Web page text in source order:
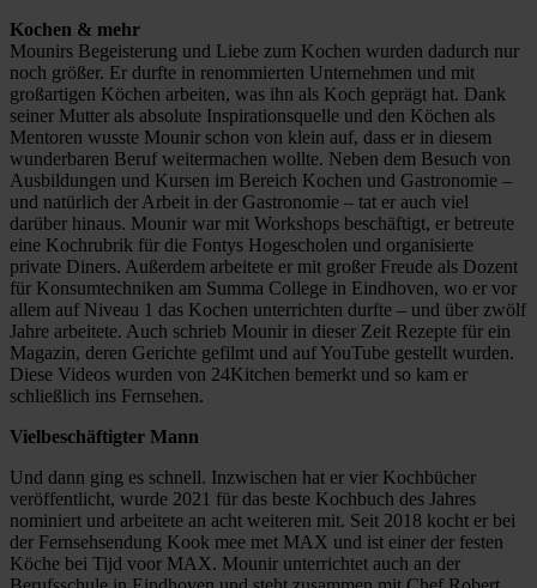
Kochen & mehr
Mounirs Begeisterung und Liebe zum Kochen wurden dadurch nur
noch größer. Er durfte in renommierten Unternehmen und mit
großartigen Köchen arbeiten, was ihn als Koch geprägt hat. Dank
seiner Mutter als absolute Inspirationsquelle und den Köchen als
Mentoren wusste Mounir schon von klein auf, dass er in diesem
wunderbaren Beruf weitermachen wollte. Neben dem Besuch von
Ausbildungen und Kursen im Bereich Kochen und Gastronomie –
und natürlich der Arbeit in der Gastronomie – tat er auch viel
darüber hinaus. Mounir war mit Workshops beschäftigt, er betreute
eine Kochrubrik für die Fontys Hogescholen und organisierte
private Diners. Außerdem arbeitete er mit großer Freude als Dozent
für Konsumtechniken am Summa College in Eindhoven, wo er vor
allem auf Niveau 1 das Kochen unterrichten durfte – und über zwölf
Jahre arbeitete. Auch schrieb Mounir in dieser Zeit Rezepte für ein
Magazin, deren Gerichte gefilmt und auf YouTube gestellt wurden.
Diese Videos wurden von 24Kitchen bemerkt und so kam er
schließlich ins Fernsehen.
Vielbeschäftigter Mann
Und dann ging es schnell. Inzwischen hat er vier Kochbücher
veröffentlicht, wurde 2021 für das beste Kochbuch des Jahres
nominiert und arbeitete an acht weiteren mit. Seit 2018 kocht er bei
der Fernsehsendung Kook mee met MAX und ist einer der festen
Köche bei Tijd voor MAX. Mounir unterrichtet auch an der